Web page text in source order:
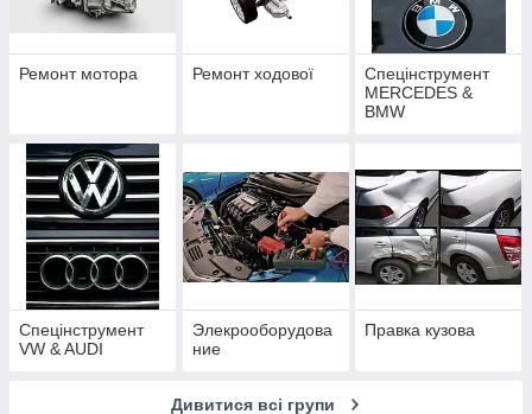
Ремонт мотора Ремонт ходової
Спецінструмент
MERCEDES &
BMW
Спецінструмент
VW & AUDI
Элекрооборудова
ние
Правка кузова
Дивитися всі групи